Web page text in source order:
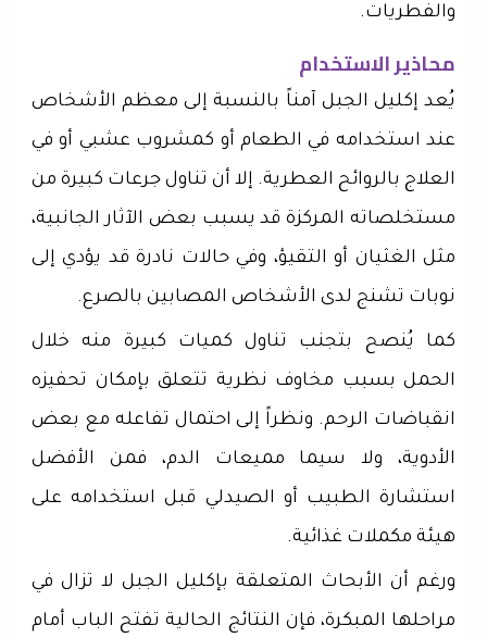
والفطريات.
محاذير الاستخدام
يُعد إكليل الجبل آمناً بالنسبة إلى معظم الأشخاص
عند استخدامه في الطعام أو كمشروب عشبي أو في
العلاج بالروائح العطرية. إلا أن تناول جرعات كبيرة من
مستخلصاته المركزة قد يسبب بعض الآثار الجانبية،
مثل الغثيان أو التقيؤ، وفي حالات نادرة قد يؤدي إلى
نوبات تشنج لدى الأشخاص المصابين بالصرع.
كما يُنصح بتجنب تناول كميات كبيرة منه خلال
الحمل بسبب مخاوف نظرية تتعلق بإمكان تحفيزه
انقباضات الرحم. ونظراً إلى احتمال تفاعله مع بعض
الأدوية، ولا سيما مميعات الدم، فمن الأفضل
استشارة الطبيب أو الصيدلي قبل استخدامه على
هيئة مكملات غذائية.
ورغم أن الأبحاث المتعلقة بإكليل الجبل لا تزال في
مراحلها المبكرة، فإن النتائج الحالية تفتح الباب أمام